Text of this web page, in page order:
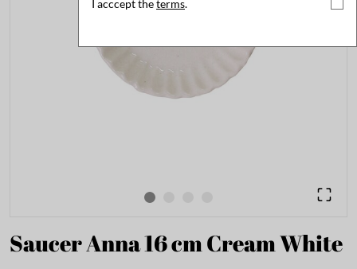
Saucer Anna 16 cm Cream White
I acccept theterms.